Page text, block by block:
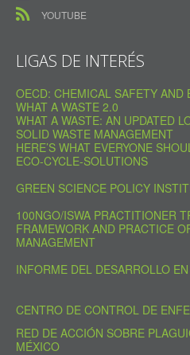
YOUTUBE
LIGAS DE INTERÉS
OECD: CHEMICAL SAFETY AND
WHAT A WASTE 2.0
WHAT A WASTE: AN UPDATED
SOLID WASTE MANAGEMENT
HERE’S WHAT EVERYONE
ECO-CYCLE-SOLUTIONS
GREEN SCIENCE POLICY
100NGO/ISWA PRACTITIONER
FRAMEWORK AND PRACTICE
MANAGEMENT
INFORME DEL DESARROLLO
CENTRO DE CONTROL DE
RED DE ACCIÓN SOBRE
MÉXICO